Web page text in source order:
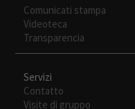
Comunicati stampa
Videoteca
Transparencia
Servizi
Contatto
Visite di gruppo